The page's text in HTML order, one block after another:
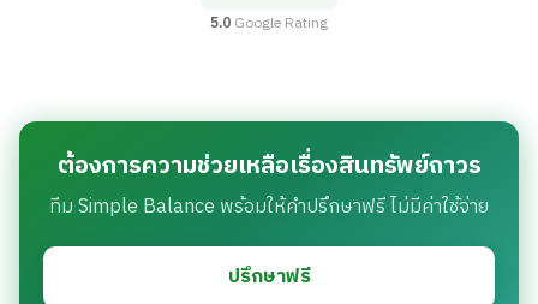
5.0 Google Rating
ต้องการความช่วยเหลือเรื่องสินทรัพย์ถาวร
ทีม Simple Balance พร้อมให้คำปรึกษาฟรี ไม่มีค่าใช้จ่าย
ปรึกษาฟรี